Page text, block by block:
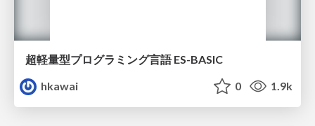
超軽量型プログラミング言語 ES-BASIC
hkawai
0 1.9k